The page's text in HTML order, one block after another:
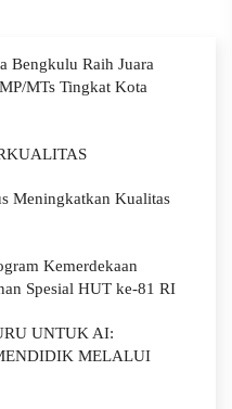
Bengkulu Raih Juara
MTs Tingkat Kota
Meningkatkan Kualitas
Kemerdekaan
Spesial HUT ke-81 RI
UNTUK AI:
MELALUI